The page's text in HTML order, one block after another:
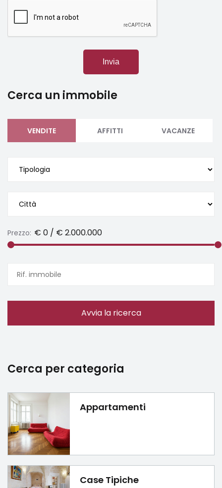
Invia
Cerca un immobile
VENDITE AFFITTI VACANZE
Prezzo:
Avvia la ricerca
Cerca per categoria
Appartamenti
Case Tipiche